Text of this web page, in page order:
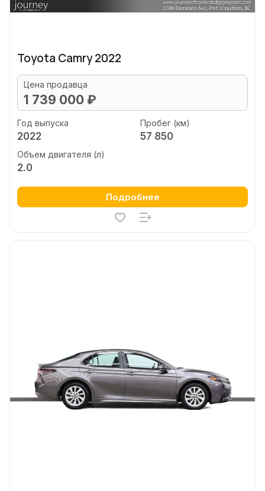
Toyota Camry 2022
Цена продавца
1 739 000 ₽
Год выпуска
2022
Пробег (км)
57 850
Объем двигателя (л)
2.0
Подробнее